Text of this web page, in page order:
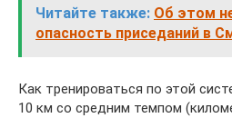
Читайте также: Об этом
опасность приседаний в
Как тренироваться по этой
10 км со средним темпом